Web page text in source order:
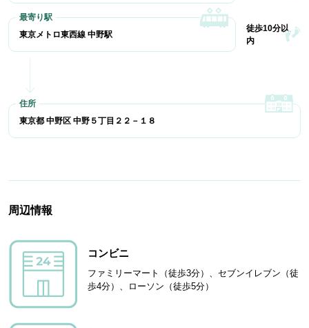
東京メトロ東西線 中野駅
徒歩10分以
内
東京都 中野区 中野５丁目２２－１８
周辺情報
コンビニ
ファミリーマート（徒歩3分）、セブンイレブン（徒
歩4分）、ローソン（徒歩5分）